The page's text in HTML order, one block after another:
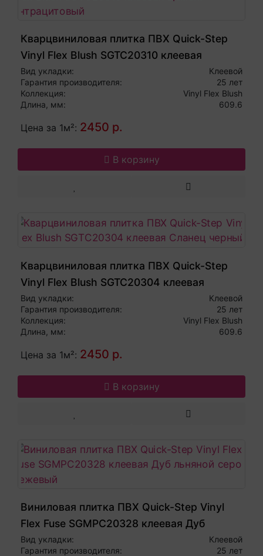
Кварцвиниловая плитка ПВХ Quick-Step
Vinyl Flex Blush SGTC20310 клеевая
Цемент антрацитовый
Вид укладки:
Клеевой
Гарантия производителя:
25 лет
Коллекция:
Vinyl Flex Blush
Длина, мм:
609.6
Цена за 1м²: 2450 р.
В корзину
Кварцвиниловая плитка ПВХ Quick-Step
Vinyl Flex Blush SGTC20304 клеевая
Сланец черный
Вид укладки:
Клеевой
Гарантия производителя:
25 лет
Коллекция:
Vinyl Flex Blush
Длина, мм:
609.6
Цена за 1м²: 2450 р.
В корзину
Виниловая плитка ПВХ Quick-Step Vinyl
Flex Fuse SGMPC20328 клеевая Дуб
льняной серо-бежевый
Вид укладки:
Клеевой
Гарантия производителя:
25 лет